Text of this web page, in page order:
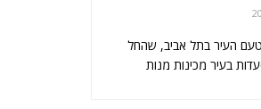
טעם העיר בתל אביב, שהחל
המסעדות בעיר מכינות מנות